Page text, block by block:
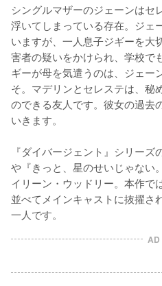
シングルマザーのジェーンはセ
浮いてしまっている存在。ジェ
いますが、一人息子ジギーを大
害者の疑いをかけられ、学校で
ギーが母を気遣うのは、ジェー
そ。マデリンとセレステは、秘
のできる友人です。彼女の過去
いきます。
『ダイバージェント』シリー
や『きっと、星のせいじゃない
イリーン・ウッドリー。本作で
並べてメインキャストに抜擢さ
一人です。
AD